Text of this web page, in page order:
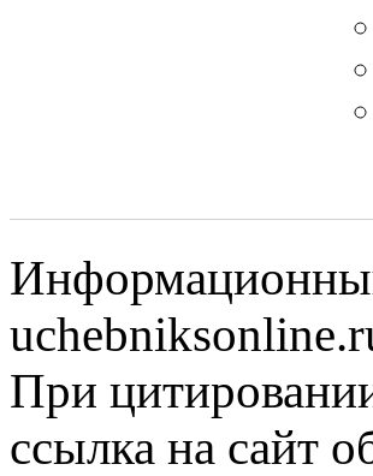
При
ссылка на сайт